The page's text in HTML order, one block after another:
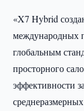
«X7 Hybrid
международных
глобальным
просторного
эффективности